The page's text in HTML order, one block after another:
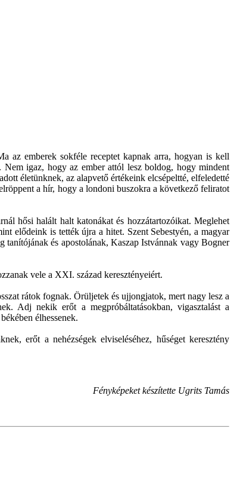
az emberek sokféle receptet kapnak arra, hogyan is kell
Nem igaz, hogy az ember attól lesz boldog, hogy mindent
életünknek, az alapvető értékeink elcsépeltté, elfeledetté
a hír, hogy a londoni buszokra a következő feliratot
hősi halált halt katonákat és hozzátartozóikat. Meglehet
elődeink is tették újra a hitet. Szent Sebestyén, a magyar
és apostolának, Kaszap Istvánnak vagy Bogner
vele a XXI. század keresztényeiért.
rátok fognak. Örüljetek és ujjongjatok, mert nagy lesz a
Adj nekik erőt a megpróbáltatásokban, vigasztalást a
élhessenek.
erőt a nehézségek elviseléséhez, hűséget keresztény
Fényképeket készítette Ugrits Tamás